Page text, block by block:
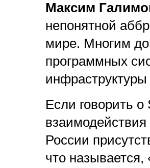
Максим
непонятной
мире. Многим до
программных
Если говорить о
России
что